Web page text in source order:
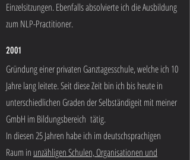
Einzelsitzungen. Ebenfalls absolvierte ich die Ausbildung
zum NLP-Practitioner.
2001
Gründung einer privaten Ganztagesschule, welche ich 10
Jahre lang leitete. Seit diese Zeit bin ich bis heute in
unterschiedlichen Graden der Selbständigeit mit meiner
GmbH im Bildungsbereich tätig.
In diesen 25 Jahren habe ich im deutschsprachigen
Raum in unzähligen Schulen, Organisationen und